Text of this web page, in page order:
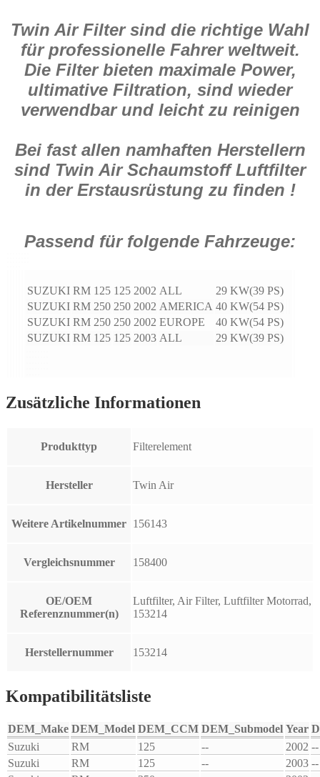
Twin Air Filter sind die richtige Wahl
für professionelle Fahrer weltweit.
Die Filter bieten maximale Power,
ultimative Filtration, sind wieder
verwendbar und leicht zu reinigen
Bei fast allen namhaften Herstellern
sind Twin Air Schaumstoff Luftfilter
in der Erstausrüstung zu finden !
Passend für folgende Fahrzeuge:
SUZUKI RM 125 125 2002 ALL
29 KW(39 PS)
SUZUKI RM 250 250 2002 AMERICA 40 KW(54 PS)
SUZUKI RM 250 250 2002 EUROPE
40 KW(54 PS)
SUZUKI RM 125 125 2003 ALL 29 KW(39 PS)
Zusätzliche Informationen
Produkttyp Filterelement
Hersteller Twin Air
Weitere Artikelnummer 156143
Vergleichsnummer 158400
OE/OEM
Referenznummer(n)
Luftfilter, Air Filter, Luftfilter Motorrad,
153214
Herstellernummer 153214
Kompatibilitätsliste
DEM_Make DEM_Model DEM_CCM DEM_Submodel Year
Suzuki
RM 125 -- 2002 --
Suzuki
RM 125 -- 2003 --